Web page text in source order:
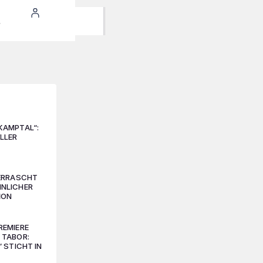
STICHT IN